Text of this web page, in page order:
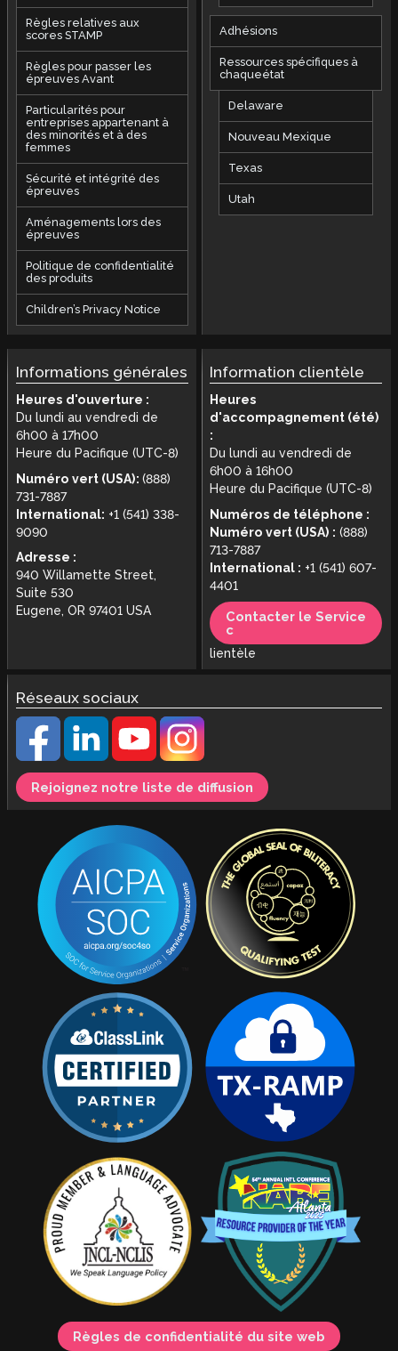
Règles relatives aux
scores STAMP
Règles pour passer les
épreuves Avant
Particularités pour
entreprises appartenant à
des minorités et à des
femmes
Sécurité et intégrité des
épreuves
Aménagements lors des
épreuves
Politique de confidentialité
des produits
Children’s Privacy Notice
Adhésions
Ressources spécifiques à
chaqueétat
Delaware
Nouveau Mexique
Texas
Utah
Informations générales
Heures d'ouverture :
Du lundi au vendredi de
6h00 à 17h00
Heure du Pacifique (UTC-8)
Numéro vert (USA): (888)
731-7887
International: +1 (541) 338-
9090
Adresse :
940 Willamette Street,
Suite 530
Eugene, OR 97401 USA
Information clientèle
Heures
d'accompagnement (été)
:
Du lundi au vendredi de
6h00 à 16h00
Heure du Pacifique (UTC-8)
Numéros de téléphone :
Numéro vert (USA) : (888)
713-7887
International : +1 (541) 607-
4401
Contacter le Service
c
lientèle
Réseaux sociaux
Rejoignez notre liste de diffusion
Règles de confidentialité du site web